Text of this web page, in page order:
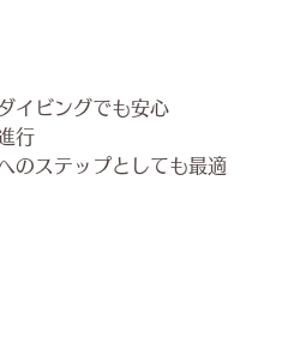
イビングでも安心
行
のステップとしても最適